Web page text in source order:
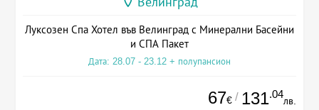
Луксозен Спа Хотел във Велинград с Минерални Басейни
и СПА Пакет
Дата: 28.07 - 23.12 + полупансион
67€ / 131.04
лв.